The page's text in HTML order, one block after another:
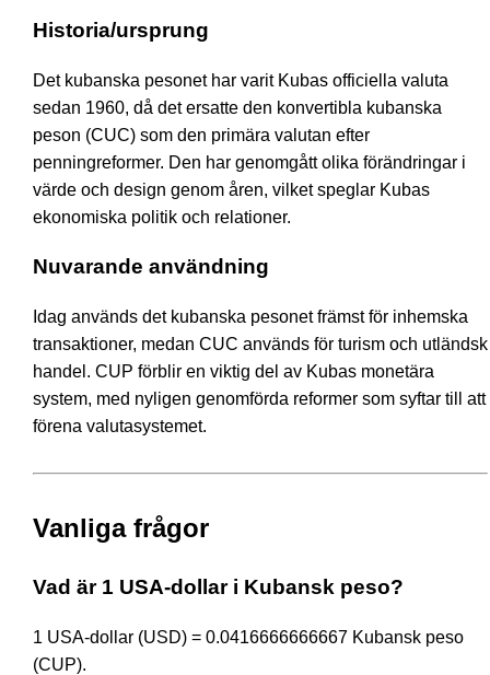
Historia/ursprung
Det kubanska pesonet har varit Kubas officiella valuta
sedan 1960, då det ersatte den konvertibla kubanska
peson (CUC) som den primära valutan efter
penningreformer. Den har genomgått olika förändringar i
värde och design genom åren, vilket speglar Kubas
ekonomiska politik och relationer.
Nuvarande användning
Idag används det kubanska pesonet främst för inhemska
transaktioner, medan CUC används för turism och utländsk
handel. CUP förblir en viktig del av Kubas monetära
system, med nyligen genomförda reformer som syftar till att
förena valutasystemet.
Vanliga frågor
Vad är 1 USA-dollar i Kubansk peso?
1 USA-dollar (USD) = 0.0416666666667 Kubansk peso
(CUP).